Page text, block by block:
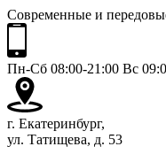
Современные и
Пн-Сб 08:00-21:00 Вс
г. Екатеринбург,
ул. Татищева, д. 53